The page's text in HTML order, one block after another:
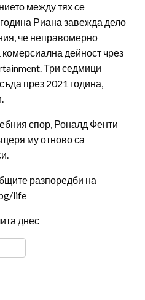
между тях се
Риана завежда дело
че неправомерно
дейност чрез
Три седмици
през 2021 година,
спор, Роналд Фенти
му отново са
разпоредби на
life
днес